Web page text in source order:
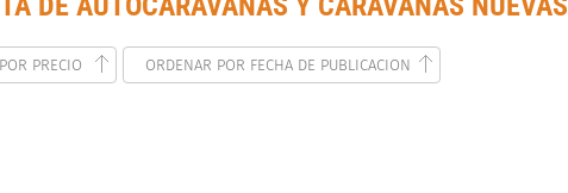
PRECIO ORDENAR POR FECHA DE PUBLICACION